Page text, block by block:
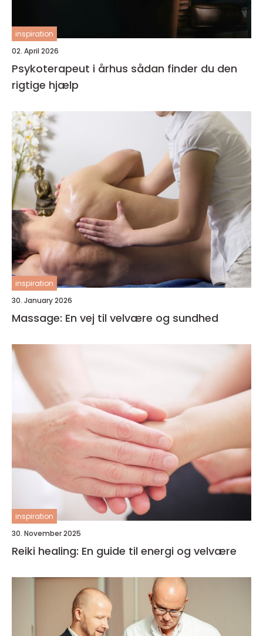
inspiration
02. April 2026
Psykoterapeut i århus sådan finder du den
rigtige hjælp
inspiration
30. January 2026
Massage: En vej til velvære og sundhed
inspiration
30. November 2025
Reiki healing: En guide til energi og velvære